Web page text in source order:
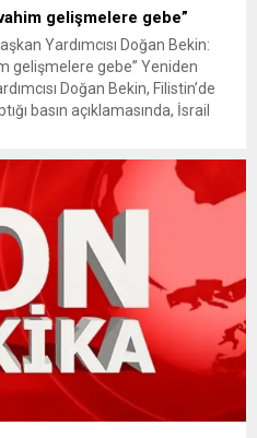
gelişmelere gebe”
Yardımcısı Doğan Bekin:
gelişmelere gebe” Yeniden
Doğan Bekin, Filistin’de
basın açıklamasında, İsrail
iddiası Bekin,